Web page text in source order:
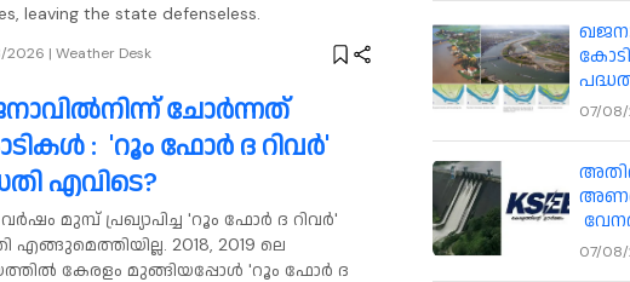
leaving the state defenseless.
2026 | Weather Desk
ചോർന്നത്
: 'റൂം ഫോർ ദ റിവർ'
എവിടെ?
മുമ്പ് പ്രഖ്യാപിച്ച 'റൂം ഫോർ ദ റിവർ'
എങ്ങുമെത്തിയില്ല. 2018, 2019 ലെ
കേരളം മുങ്ങിയപ്പോൾ 'റൂം ഫോർ ദ
07/
07/